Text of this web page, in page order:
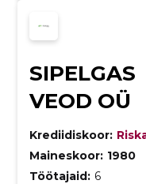
SIPELGAS
VEOD OÜ
Krediidiskoor:
Maineskoor: 1980
Töötajaid: 6